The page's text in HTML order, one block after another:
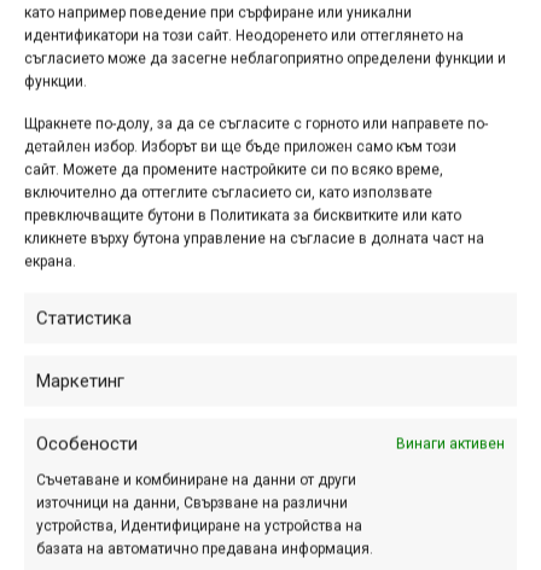
като например поведение при сърфиране или уникални
идентификатори на този сайт. Неодоренето или оттеглянето на
съгласието може да засегне неблагоприятно определени функции и
функции.
Щракнете по-долу, за да се съгласите с горното или направете по-
детайлен избор. Изборът ви ще бъде приложен само към този
сайт. Можете да промените настройките си по всяко време,
включително да оттеглите съгласието си, като използвате
превключващите бутони в Политиката за бисквитките или като
кликнете върху бутона управление на съгласие в долната част на
екрана.
Статистика
Маркетинг
Особености Винаги активен
Съчетаване и комбиниране на данни от други
източници на данни, Свързване на различни
устройства, Идентифициране на устройства на
базата на автоматично предавана информация.
Снимка на деня | 07.08.2026